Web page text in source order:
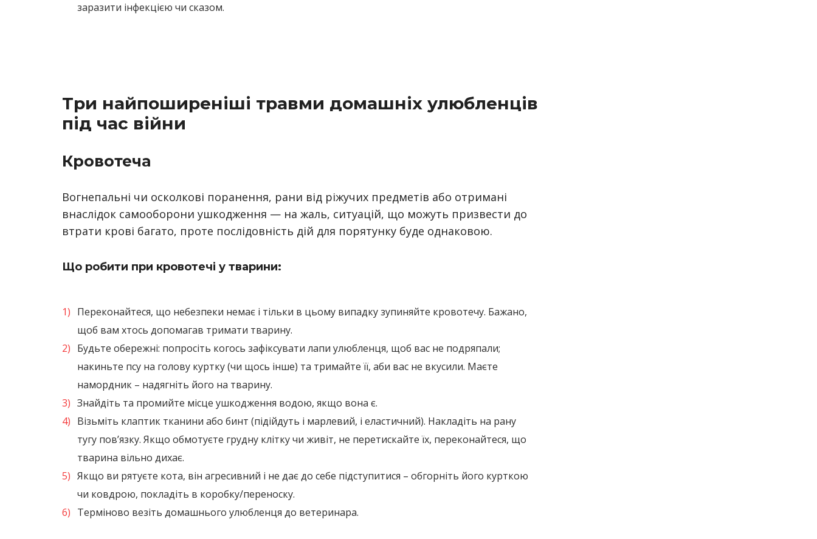
заразити інфекцією чи сказом.
Три найпоширеніші травми домашніх улюбленців
під час війни
Кровотеча
Вогнепальні чи осколкові поранення, рани від ріжучих предметів або отримані
внаслідок самооборони ушкодження — на жаль, ситуацій, що можуть призвести до
втрати крові багато, проте послідовність дій для порятунку буде однаковою.
Що робити при кровотечі у тварини:
Переконайтеся, що небезпеки немає і тільки в цьому випадку зупиняйте кровотечу. Бажано,
щоб вам хтось допомагав тримати тварину.
Будьте обережні: попросіть когось зафіксувати лапи улюбленця, щоб вас не подряпали;
накиньте псу на голову куртку (чи щось інше) та тримайте її, аби вас не вкусили. Маєте
намордник – надягніть його на тварину.
Знайдіть та промийте місце ушкодження водою, якщо вона є.
Візьміть клаптик тканини або бинт (підійдуть і марлевий, і еластичний). Накладіть на рану
тугу пов’язку. Якщо обмотуєте грудну клітку чи живіт, не перетискайте їх, переконайтеся, що
тварина вільно дихає.
Якщо ви рятуєте кота, він агресивний і не дає до себе підступитися – обгорніть його курткою
чи ковдрою, покладіть в коробку/переноску.
Терміново везіть домашнього улюбленця до ветеринара.